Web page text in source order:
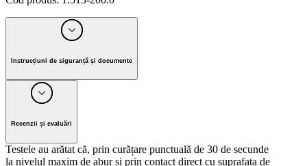
Instrucțiuni de siguranță și documente
Producător Alfred Kärcher SE & Co. KG
Alfred-Kärcher-Strasse 28-40, 71364 Winnenden, Germany
Tel. +49 7195 / 14-0 I Fax +49 7195 / 14-2212
Recenzii și evaluări
Testele au arătat că, prin curățare punctuală de 30 de secunde
la nivelul maxim de abur și prin contact direct cu suprafața de